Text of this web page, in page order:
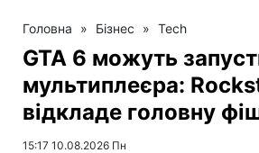
Головна » Бізнес » Tech
GTA 6 можуть
мультиплеєра:
відкладе головну
15:17 10.08.2026 Пн